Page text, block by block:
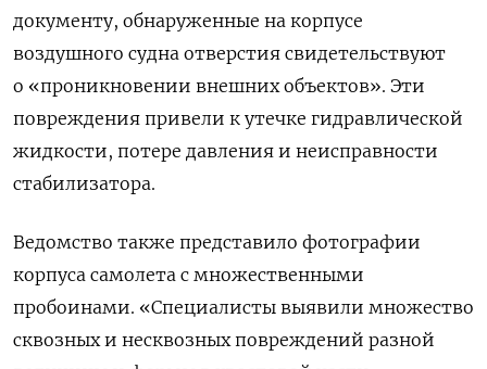
документу, обнаруженные на корпусе
воздушного судна отверстия свидетельствуют
о «проникновении внешних объектов». Эти
повреждения привели к утечке гидравлической
жидкости, потере давления и неисправности
стабилизатора.
Ведомство также представило фотографии
корпуса самолета с множественными
пробоинами. «Специалисты выявили множество
сквозных и несквозных повреждений разной